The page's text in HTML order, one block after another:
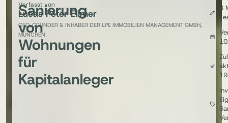
Sanierung
von
Wohnungen
für
Kapitalanleger
Verfasst von
Lucas Peter Ellmer
CEO, GRÜNDER & INHABER DER LPE IMMOBILIEN MANAGEMENT GMBH,
MÜNCHEN
3